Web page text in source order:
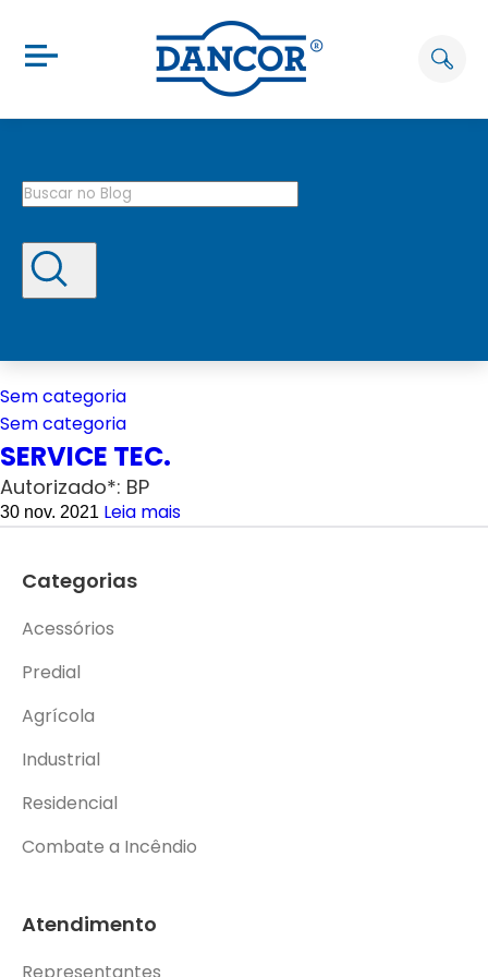
Sem categoria
Sem categoria
SERVICE TEC.
Autorizado*: BP
30 nov. 2021 Leia mais
Categorias
Acessórios
Predial
Agrícola
Industrial
Residencial
Combate a Incêndio
Atendimento